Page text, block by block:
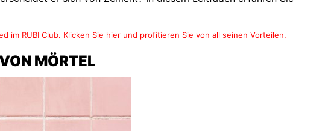
im RUBI Club. Klicken Sie hier und profitieren Sie von all seinen Vorteilen.
MÖRTEL